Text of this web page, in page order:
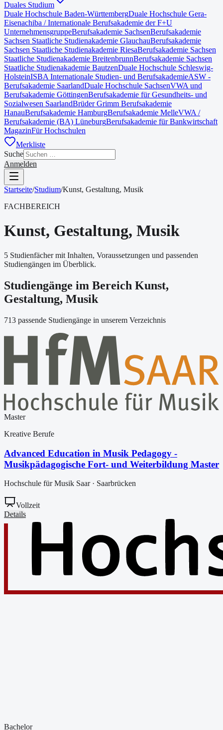
Duales Studium
Duale Hochschule Baden-WürttembergDuale Hochschule Gera-
Eisenachiba / Internationale Berufsakademie der F+U
UnternehmensgruppeBerufsakademie SachsenBerufsakademie
Sachsen Staatliche Studienakademie GlauchauBerufsakademie
Sachsen Staatliche Studienakademie RiesaBerufsakademie Sachsen
Staatliche Studienakademie BreitenbrunnBerufsakademie Sachsen
Staatliche Studienakademie BautzenDuale Hochschule Schleswig-
HolsteinISBA Internationale Studien- und BerufsakademieASW -
Berufsakademie SaarlandDuale Hochschule SachsenVWA und
Berufsakademie GöttingenBerufsakademie für Gesundheits- und
Sozialwesen SaarlandBrüder Grimm Berufsakademie
HanauBerufsakademie HamburgBerufsakademie MelleVWA /
Berufsakademie (BA) LüneburgBerufsakademie für Bankwirtschaft
MagazinFür Hochschulen
Merkliste
Suche
Anmelden
Startseite/Studium/Kunst, Gestaltung, Musik
FACHBEREICH
Kunst, Gestaltung, Musik
5 Studienfächer mit Inhalten, Voraussetzungen und passenden
Studiengängen im Überblick.
Studiengänge im Bereich Kunst,
Gestaltung, Musik
713 passende Studiengänge in unserem Verzeichnis
Master
Kreative Berufe
Advanced Education in Musik Pedagogy -
Musikpädagogische Fort- und Weiterbildung Master
Hochschule für Musik Saar· Saarbrücken
Vollzeit
Details
Bachelor